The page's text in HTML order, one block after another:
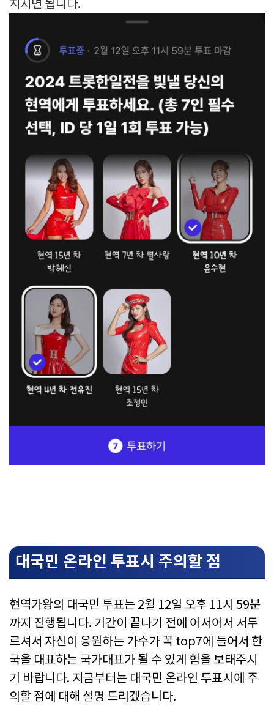
치시면 됩니다.
대국민 온라인 투표시 주의할 점
현역가왕의 대국민 투표는 2월 12일 오후 11시 59분
까지 진행됩니다. 기간이 끝나기 전에 어서어서 서두
르셔서 자신이 응원하는 가수가 꼭 top7에 들어서 한
국을 대표하는 국가대표가 될 수 있게 힘을 보태주시
기 바랍니다. 지금부터는 대국민 온라인 투표시에 주
의할 점에 대해 설명 드리겠습니다.